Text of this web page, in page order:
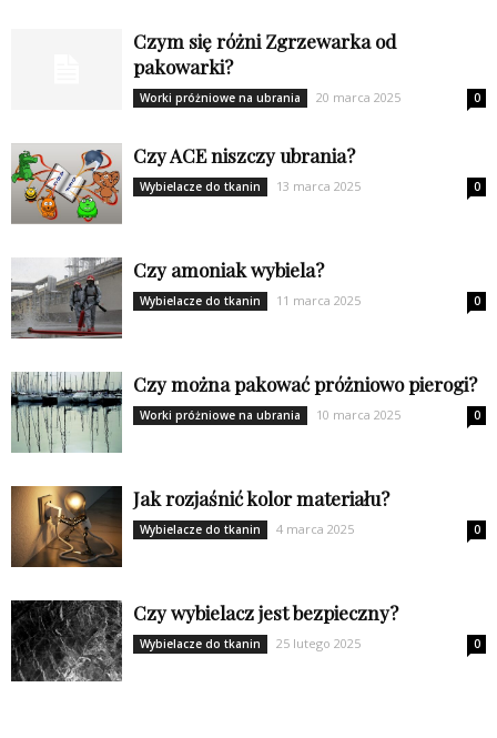
Czym się różni Zgrzewarka od
pakowarki?
Worki próżniowe na ubrania 20 marca 2025 0
Czy ACE niszczy ubrania?
Wybielacze do tkanin 13 marca 2025 0
Czy amoniak wybiela?
Wybielacze do tkanin 11 marca 2025 0
Czy można pakować próżniowo pierogi?
Worki próżniowe na ubrania 10 marca 2025 0
Jak rozjaśnić kolor materiału?
Wybielacze do tkanin 4 marca 2025 0
Czy wybielacz jest bezpieczny?
Wybielacze do tkanin 25 lutego 2025 0